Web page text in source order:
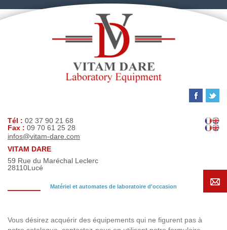
Tél : 02 37 90 21 68
Fax : 09 70 61 25 28
infos@vitam-dare.com
VITAM DARE
59 Rue du Maréchal Leclerc
28110Lucé
Matériel et automates de laboratoire d'occasion
Vous désirez acquérir des équipements qui ne figurent pas à